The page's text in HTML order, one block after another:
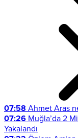
07:58 Ahmet Aras
07:26 Muğla’da 2
Yakalandı